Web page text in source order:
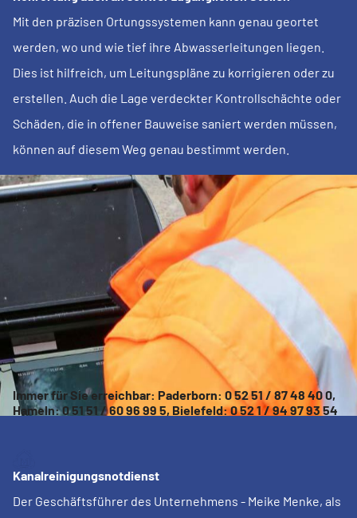
Mit den präzisen Ortungssystemen kann genau geortet
werden, wo und wie tief ihre Abwasserleitungen liegen.
Dies ist hilfreich, um Leitungspläne zu korrigieren oder zu
erstellen. Auch die Lage verdeckter Kontrollschächte oder
Schäden, die in offener Bauweise saniert werden müssen,
können auf diesem Weg genau bestimmt werden.
Immer für Sie erreichbar: Paderborn: 0 52 51 / 87 48 40 0,
Hameln: 0 51 51 / 60 96 99 5, Bielefeld: 0 52 1 / 94 97 93 54
Kanalreinigungsnotdienst
Der Geschäftsführer des Unternehmens - Meike Menke, als